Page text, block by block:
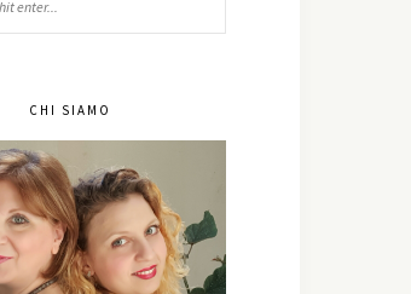
CHI SIAMO